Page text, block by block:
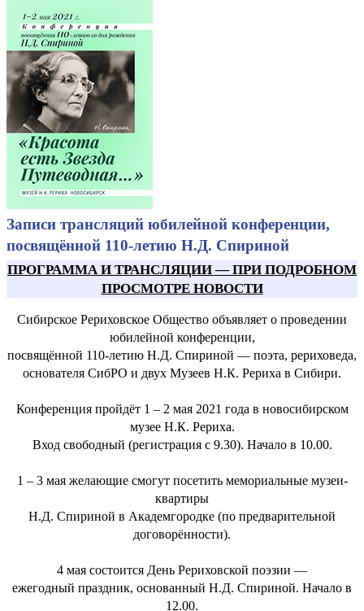
Записи трансляций юбилейной конференции,
посвящённой 110-летию Н.Д. Спириной
ПРОГРАММА И ТРАНСЛЯЦИИ—ПРИ ПОДРОБНОМ
ПРОСМОТРЕ НОВОСТИ
Сибирское Рериховское Общество объявляет о проведении
юбилейной конференции,
посвящённой 110-летию Н.Д. Спириной — поэта, рериховеда,
основателя СибРО и двух Музеев Н.К. Рериха в Сибири.
Конференция пройдёт 1 – 2 мая 2021 года в новосибирском
музее Н.К. Рериха.
Вход свободный (регистрация с 9.30). Начало в 10.00.
1 – 3 мая желающие смогут посетить мемориальные музеи-
квартиры
Н.Д. Спириной в Академгородке (по предварительной
договорённости).
4 мая состоится День Рериховской поэзии —
ежегодный праздник, основанный Н.Д. Спириной. Начало в
12.00.